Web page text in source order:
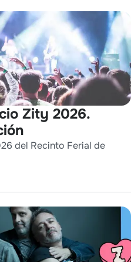
Zity 2026.
del Recinto Ferial de